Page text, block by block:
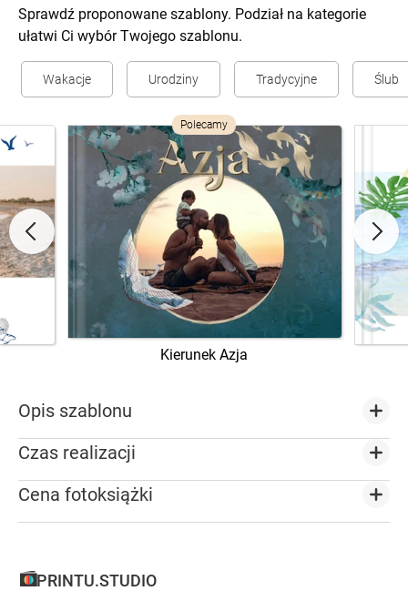
Sprawdź proponowane szablony. Podział na kategorie
ułatwi Ci wybór Twojego szablonu.
Wakacje Urodziny Tradycyjne Ślub
Polecamy
Kierunek Azja
Opis szablonu
Czas realizacji
Cena fotoksiążki
PRINTU.STUDIO